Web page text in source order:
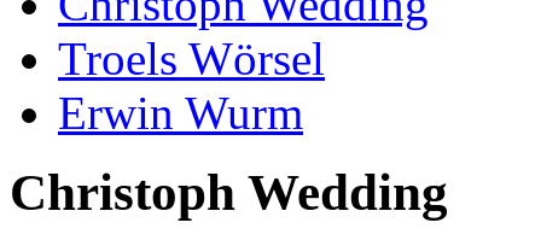
Troels Wörsel
Erwin Wurm
Christoph Wedding